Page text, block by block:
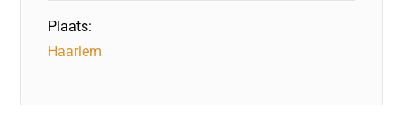
Plaats:
Haarlem